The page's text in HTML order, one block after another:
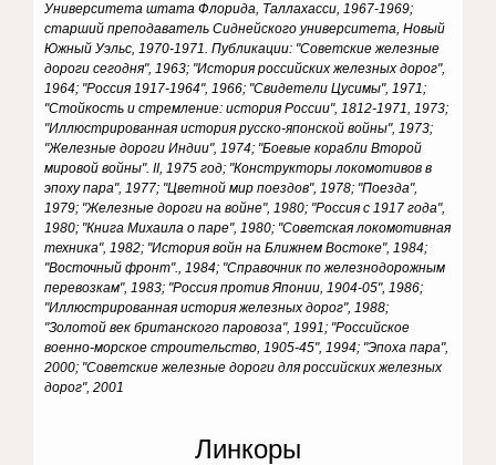
Университета штата Флорида, Таллахасси, 1967-1969;
старший преподаватель Сиднейского университета, Новый
Южный Уэльс, 1970-1971. Публикации: "Советские железные
дороги сегодня", 1963; "История российских железных дорог",
1964; "Россия 1917-1964", 1966; "Свидетели Цусимы", 1971;
"Стойкость и стремление: история России", 1812-1971, 1973;
"Иллюстрированная история русско-японской войны", 1973;
"Железные дороги Индии", 1974; "Боевые корабли Второй
мировой войны". II, 1975 год; "Конструкторы локомотивов в
эпоху пара", 1977; "Цветной мир поездов", 1978; "Поезда",
1979; "Железные дороги на войне", 1980; "Россия с 1917 года",
1980; "Книга Михаила о паре", 1980; "Советская локомотивная
техника", 1982; "История войн на Ближнем Востоке", 1984;
"Восточный фронт"., 1984; "Справочник по железнодорожным
перевозкам", 1983; "Россия против Японии, 1904-05", 1986;
"Иллюстрированная история железных дорог", 1988;
"Золотой век британского паровоза", 1991; "Российское
военно-морское строительство, 1905-45", 1994; "Эпоха пара",
2000; "Советские железные дороги для российских железных
дорог", 2001
Линкоры